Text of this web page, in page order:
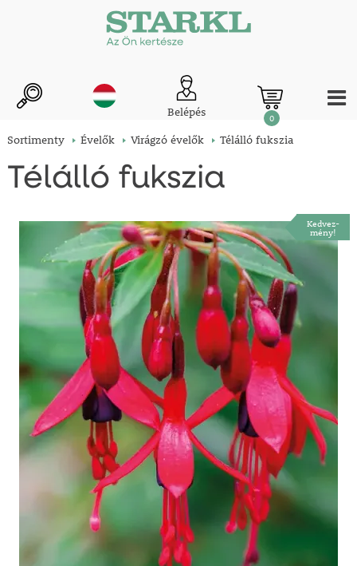
Belépés 0
Sortimenty Évelők Virágzó évelők Télálló fukszia
Télálló fukszia
Kedvez-
mény!